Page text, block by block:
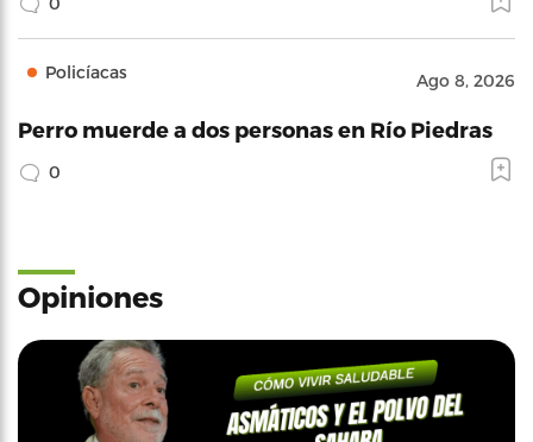
Policíacas Ago 8, 2026
Perro muerde a dos personas en Río Piedras
0
Opiniones